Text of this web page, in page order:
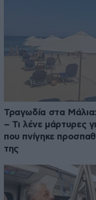
Τραγωδία στα
– Τι λένε μάρτυρες
που πνίγηκε
της